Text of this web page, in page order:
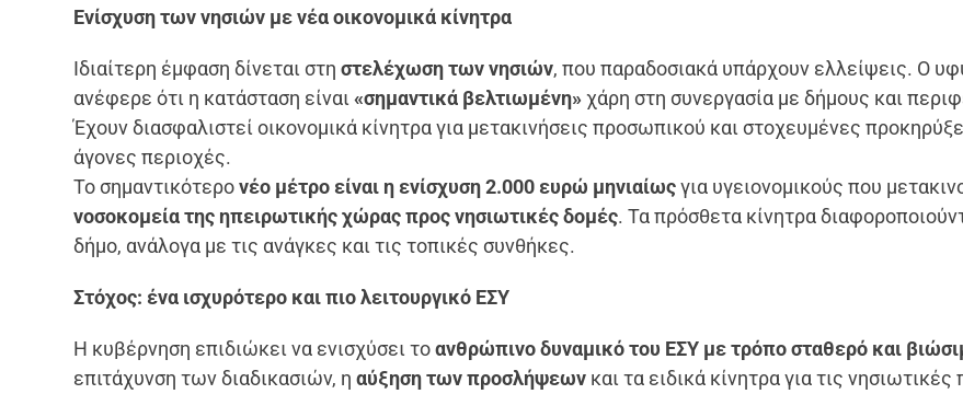
Ενίσχυση των νησιών με νέα οικονομικά κίνητρα
Ιδιαίτερη έμφαση δίνεται στη στελέχωση των νησιών, που παραδοσιακά υπάρχουν ελλείψεις. Ο
ανέφερε ότι η κατάσταση είναι«σημαντικά βελτιωμένη» χάρη στη συνεργασία με δήμους και
Έχουν διασφαλιστεί οικονομικά κίνητρα για μετακινήσεις προσωπικού και στοχευμένες
άγονες περιοχές.
Το σημαντικότερονέο μέτρο είναι η ενίσχυση 2.000 ευρώ μηνιαίωςγια υγειονομικούς που
νοσοκομεία της ηπειρωτικής χώρας προς νησιωτικές δομές. Τα πρόσθετα κίνητρα
δήμο, ανάλογα με τις ανάγκες και τις τοπικές συνθήκες.
Στόχος: ένα ισχυρότερο και πιο λειτουργικό ΕΣΥ
Η κυβέρνηση επιδιώκει να ενισχύσει τοανθρώπινο δυναμικό του ΕΣΥ με τρόπο σταθερό και
επιτάχυνση των διαδικασιών, ηαύξηση των προσλήψεων και τα ειδικά κίνητρα για τις νησιωτικές